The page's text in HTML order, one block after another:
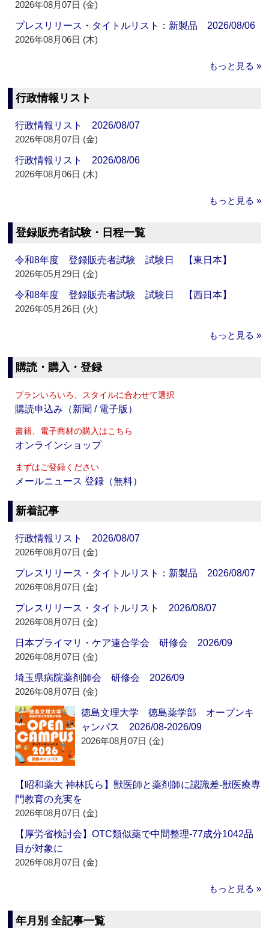
2026年08月07日 (金)
プレスリリース・タイトルリスト：新製品 2026/08/06
2026年08月06日 (木)
もっと見る »
行政情報リスト
行政情報リスト 2026/08/07
2026年08月07日 (金)
行政情報リスト 2026/08/06
2026年08月06日 (木)
もっと見る »
登録販売者試験・日程一覧
令和8年度 登録販売者試験 試験日 【東日本】
2026年05月29日 (金)
令和8年度 登録販売者試験 試験日 【西日本】
2026年05月26日 (火)
もっと見る »
購読・購入・登録
プランいろいろ、スタイルに合わせて選択
購読申込み（新聞 / 電子版）
書籍、電子商材の購入はこちら
オンラインショップ
まずはご登録ください
メールニュース 登録（無料）
新着記事
行政情報リスト 2026/08/07
2026年08月07日 (金)
プレスリリース・タイトルリスト：新製品 2026/08/07
2026年08月07日 (金)
プレスリリース・タイトルリスト 2026/08/07
2026年08月07日 (金)
日本プライマリ・ケア連合学会 研修会 2026/09
2026年08月07日 (金)
埼玉県病院薬剤師会 研修会 2026/09
2026年08月07日 (金)
徳島文理大学 徳島薬学部 オープンキ
ャンパス 2026/08-2026/09
2026年08月07日 (金)
【昭和薬大 神林氏ら】獣医師と薬剤師に認識差‐獣医療専
門教育の充実を
2026年08月07日 (金)
【厚労省検討会】OTC類似薬で中間整理‐77成分1042品
目が対象に
2026年08月07日 (金)
もっと見る »
年月別 全記事一覧